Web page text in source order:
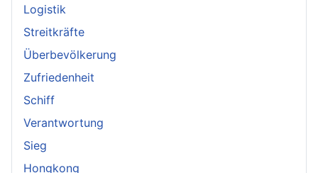
Logistik
Streitkräfte
Überbevölkerung
Zufriedenheit
Schiff
Verantwortung
Sieg
Hongkong